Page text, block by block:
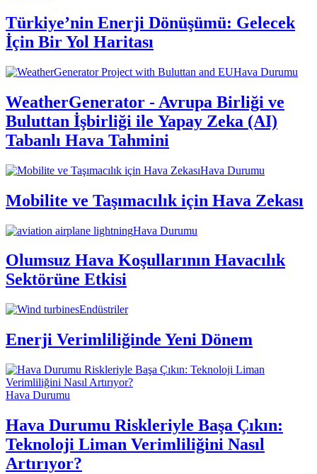
Türkiye’nin Enerji Dönüşümü: Gelecek
İçin Bir Yol Haritası
Hava Durumu
WeatherGenerator - Avrupa Birliği ve
Buluttan İşbirliği ile Yapay Zeka (AI)
Tabanlı Hava Tahmini
Hava Durumu
Mobilite ve Taşımacılık için Hava Zekası
Hava Durumu
Olumsuz Hava Koşullarının Havacılık
Sektörüne Etkisi
Endüstriler
Enerji Verimliliğinde Yeni Dönem
Hava Durumu
Hava Durumu Riskleriyle Başa Çıkın:
Teknoloji Liman Verimliliğini Nasıl
Artırıyor?